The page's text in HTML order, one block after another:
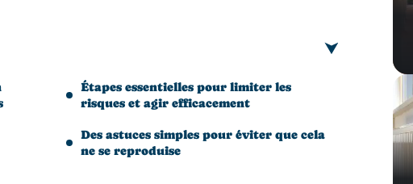
Étapes essentielles pour limiter les
risques et agir efficacement
Des astuces simples pour éviter que cela
ne se reproduise